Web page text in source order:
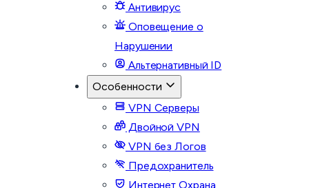
Антивирус
Оповещение о
Нарушении
Альтернативный ID
Особенности
VPN Серверы
Двойной VPN
VPN без Логов
Предохранитель
Интернет Охрана